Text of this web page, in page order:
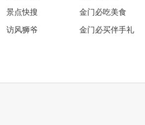
景点快搜
访风狮爷
金门必吃美食
金门必买伴手礼